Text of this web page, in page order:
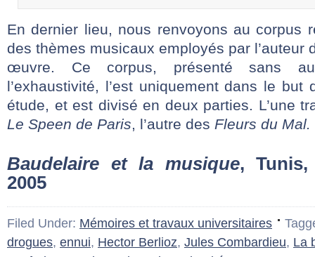
En dernier lieu, nous renvoyons au corpus
des thèmes musicaux employés par l’auteur
œuvre. Ce corpus, présenté sans
l’exhaustivité, l’est uniquement dans le but
étude, et est divisé en deux parties. L’une
Le Speen de Paris, l’autre des Fleurs du Mal.
Baudelaire et la musique, Tunis,
2005
Filed Under: Mémoires et travaux universitaires
drogues, ennui, Hector Berlioz, Jules Combardieu, La